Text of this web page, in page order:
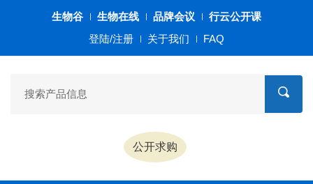
生物谷 生物在线 品牌会议
行云公开课
登陆/注册
关于我们 FAQ
公开求购